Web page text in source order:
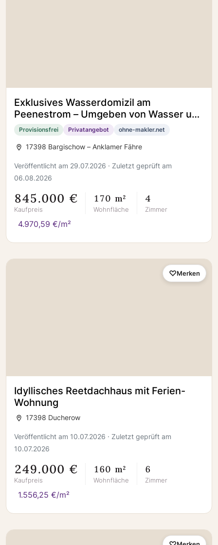
Exklusives Wasserdomizil am
Peenestrom – Umgeben von Wasser und
Natur
Provisionsfrei Privatangebot ohne-makler.net
17398 Bargischow – Anklamer Fähre
Veröffentlicht am 29.07.2026 · Zuletzt geprüft am
06.08.2026
845.000 €
Kaufpreis
170 m²
Wohnfläche
4
Zimmer
4.970,59 €/m²
Idyllisches Reetdachhaus mit Ferien-
Wohnung
17398 Ducherow
Veröffentlicht am 10.07.2026 · Zuletzt geprüft am
10.07.2026
249.000 €
Kaufpreis
160 m²
Wohnfläche
6
Zimmer
1.556,25 €/m²
Merken